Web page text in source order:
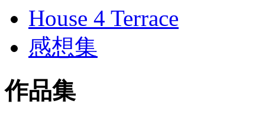
House 4 Terrace
感想集
作品集